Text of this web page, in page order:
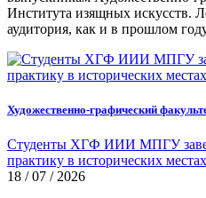
Института изящных искусств.
аудитория, как и в прошлом
Художественно-графический
Студенты ХГФ ИИИ МПГУ
практику в исторических
18 / 07 / 2026